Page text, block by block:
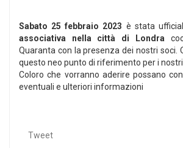
Sabato 25 febbraio 2023 è stata
associativa nella città di Londra
Quaranta con la presenza dei nostri soci.
questo neo punto di riferimento per i
Coloro che vorranno aderire possano
eventuali e ulteriori informazioni
Tweet